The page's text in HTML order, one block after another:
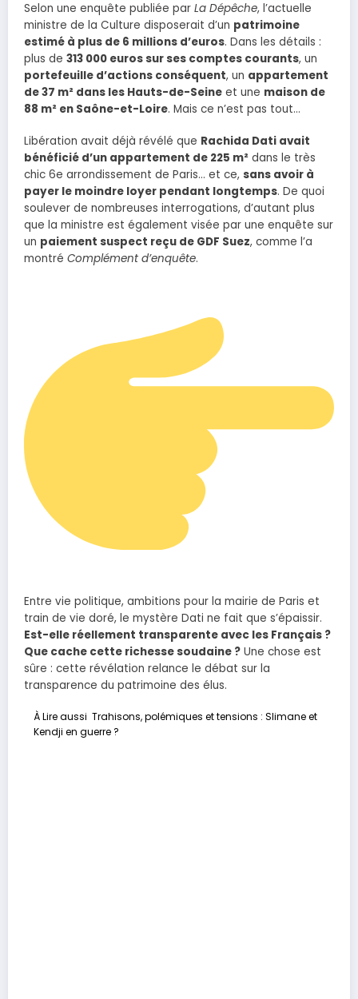
Selon une enquête publiée par La Dépêche, l’actuelle
ministre de la Culture disposerait d’un patrimoine
estimé à plus de 6 millions d’euros. Dans les détails :
plus de 313 000 euros sur ses comptes courants, un
portefeuille d’actions conséquent, un appartement
de 37 m² dans les Hauts-de-Seine et une maison de
88 m² en Saône-et-Loire. Mais ce n’est pas tout…
Libération avait déjà révélé que Rachida Dati avait
bénéficié d’un appartement de 225 m² dans le très
chic 6e arrondissement de Paris… et ce, sans avoir à
payer le moindre loyer pendant longtemps. De quoi
soulever de nombreuses interrogations, d’autant plus
que la ministre est également visée par une enquête sur
un paiement suspect reçu de GDF Suez, comme l’a
montré Complément d’enquête.
Entre vie politique, ambitions pour la mairie de Paris et
train de vie doré, le mystère Dati ne fait que s’épaissir.
Est-elle réellement transparente avec les Français ?
Que cache cette richesse soudaine ? Une chose est
sûre : cette révélation relance le débat sur la
transparence du patrimoine des élus.
À Lire aussi Trahisons, polémiques et tensions : Slimane et
Kendji en guerre ?